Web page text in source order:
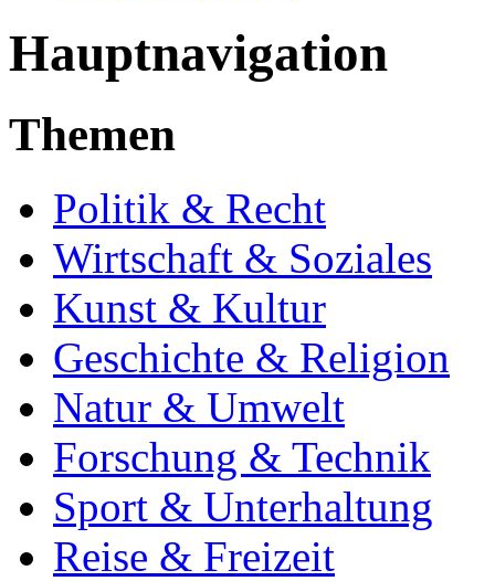
Hauptnavigation
Themen
Politik & Recht
Wirtschaft & Soziales
Kunst & Kultur
Geschichte & Religion
Natur & Umwelt
Forschung & Technik
Sport & Unterhaltung
Reise & Freizeit